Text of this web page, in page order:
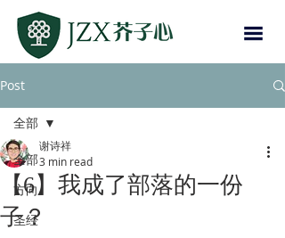
Post
全部
方向
圣经
全部
【6】我成了部落的一份
子？
谢诗祥
3 min read